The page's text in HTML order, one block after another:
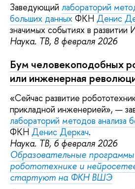
Заведующий лабораторий
больших данных ФКН Денис
значимых событиях в развитии
Наука. ТВ, 8 февраля 2026
Бум человекоподобных
или инженерная
«Сейчас развитие
прикладной инженерией», —
лабораторий методов анализа
ФКН Денис Деркач.
Наука. ТВ, 6 февраля 2026
Образовательные
робототехнике и
стартуют на ФКН ВШЭ